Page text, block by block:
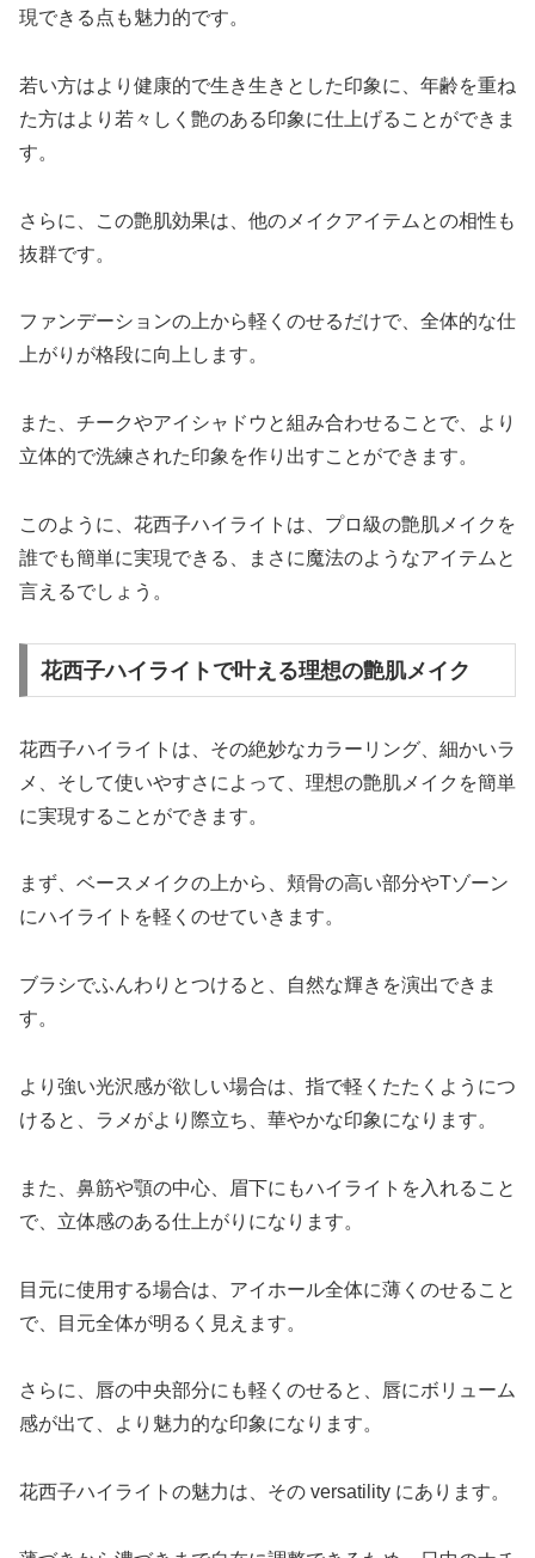
現できる点も魅力的です。
若い方はより健康的で生き生きとした印象に、年齢を重ね
た方はより若々しく艶のある印象に仕上げることができま
す。
さらに、この艶肌効果は、他のメイクアイテムとの相性も
抜群です。
ファンデーションの上から軽くのせるだけで、全体的な仕
上がりが格段に向上します。
また、チークやアイシャドウと組み合わせることで、より
立体的で洗練された印象を作り出すことができます。
このように、花西子ハイライトは、プロ級の艶肌メイクを
誰でも簡単に実現できる、まさに魔法のようなアイテムと
言えるでしょう。
花西子ハイライトで叶える理想の艶肌メイク
花西子ハイライトは、その絶妙なカラーリング、細かいラ
メ、そして使いやすさによって、理想の艶肌メイクを簡単
に実現することができます。
まず、ベースメイクの上から、頬骨の高い部分やTゾーン
にハイライトを軽くのせていきます。
ブラシでふんわりとつけると、自然な輝きを演出できま
す。
より強い光沢感が欲しい場合は、指で軽くたたくようにつ
けると、ラメがより際立ち、華やかな印象になります。
また、鼻筋や顎の中心、眉下にもハイライトを入れること
で、立体感のある仕上がりになります。
目元に使用する場合は、アイホール全体に薄くのせること
で、目元全体が明るく見えます。
さらに、唇の中央部分にも軽くのせると、唇にボリューム
感が出て、より魅力的な印象になります。
花西子ハイライトの魅力は、その versatility にあります。